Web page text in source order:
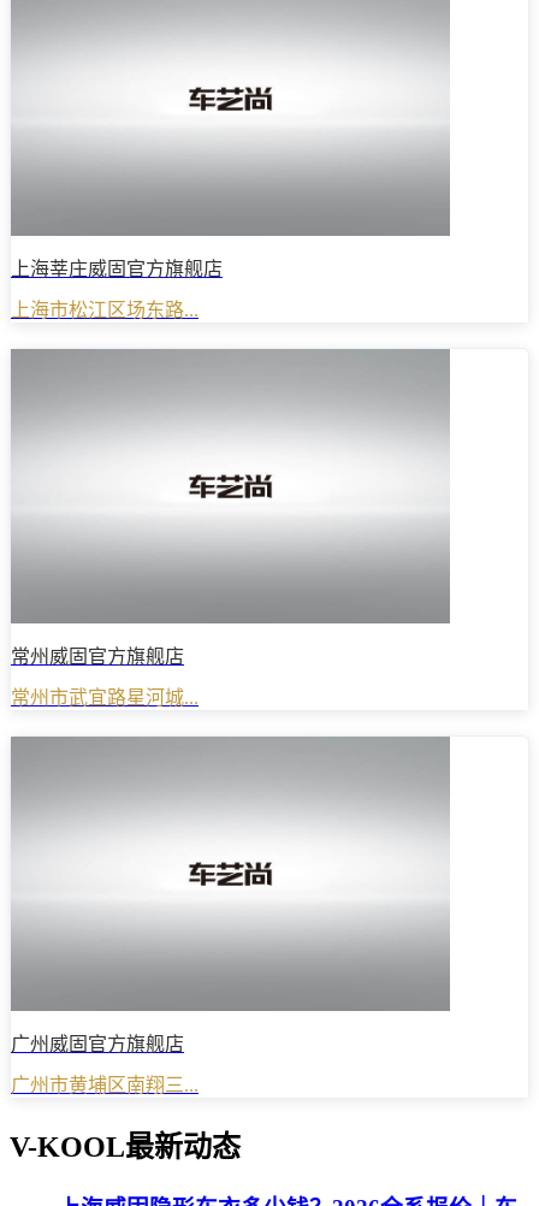
上海莘庄威固官方旗舰店
上海市松江区场东路...
常州威固官方旗舰店
常州市武宜路星河城...
广州威固官方旗舰店
广州市黄埔区南翔三...
V-KOOL最新动态